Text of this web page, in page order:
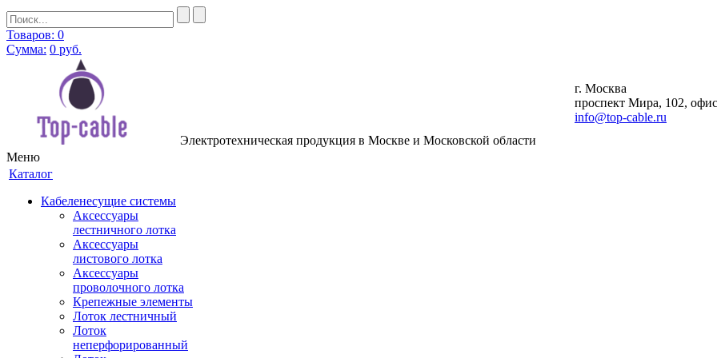
Товаров: 0
Сумма: 0 руб.
Электротехническая продукция в Москве и Московской области
г. Москва
проспект Мира, 102,
info@top-cable.ru
Меню
Каталог
Кабеленесущие системы
Аксессуары
лестничного лотка
Аксессуары
листового лотка
Аксессуары
проволочного лотка
Крепежные элементы
Лоток лестничный
Лоток
неперфорированный